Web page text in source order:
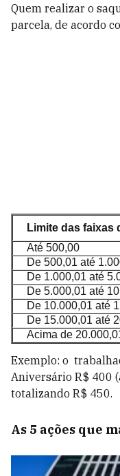
Quem realizar o
parcela, de acordo
Limite das faixas
Até 500,00
De 500,01 até
De 1.000,01 até
De 5.000,01 até
De 10.000,01 até
De 15.000,01 até
Acima de
Exemplo: o
Aniversário R$ 400
totalizando R$ 450.
As 5 ações que